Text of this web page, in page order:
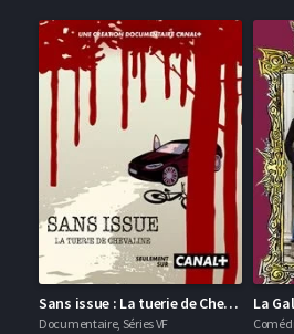
Sans issue : La tuerie de Chevaline
Documentaire, Séries VF
La